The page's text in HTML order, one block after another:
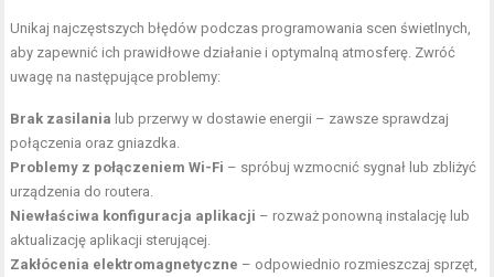
Unikaj najczęstszych błędów podczas programowania scen świetlnych,
aby zapewnić ich prawidłowe działanie i optymalną atmosferę. Zwróć
uwagę na następujące problemy:
Brak zasilania lub przerwy w dostawie energii – zawsze sprawdzaj
połączenia oraz gniazdka.
Problemy z połączeniem Wi-Fi – spróbuj wzmocnić sygnał lub zbliżyć
urządzenia do routera.
Niewłaściwa konfiguracja aplikacji – rozważ ponowną instalację lub
aktualizację aplikacji sterującej.
Zakłócenia elektromagnetyczne – odpowiednio rozmieszczaj sprzęt,